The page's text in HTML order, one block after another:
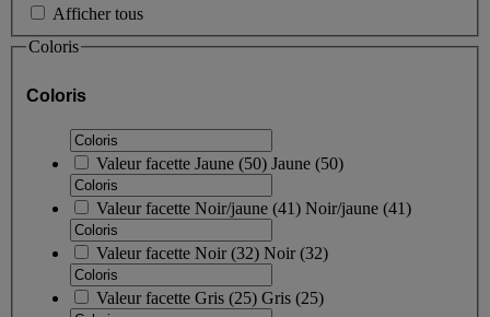
Afficher tous
Coloris
Coloris
Valeur facette Jaune (50) Jaune (50)
Valeur facette Noir/jaune (41) Noir/jaune (41)
Valeur facette Noir(32) Noir(32)
Valeur facette Gris (25) Gris (25)